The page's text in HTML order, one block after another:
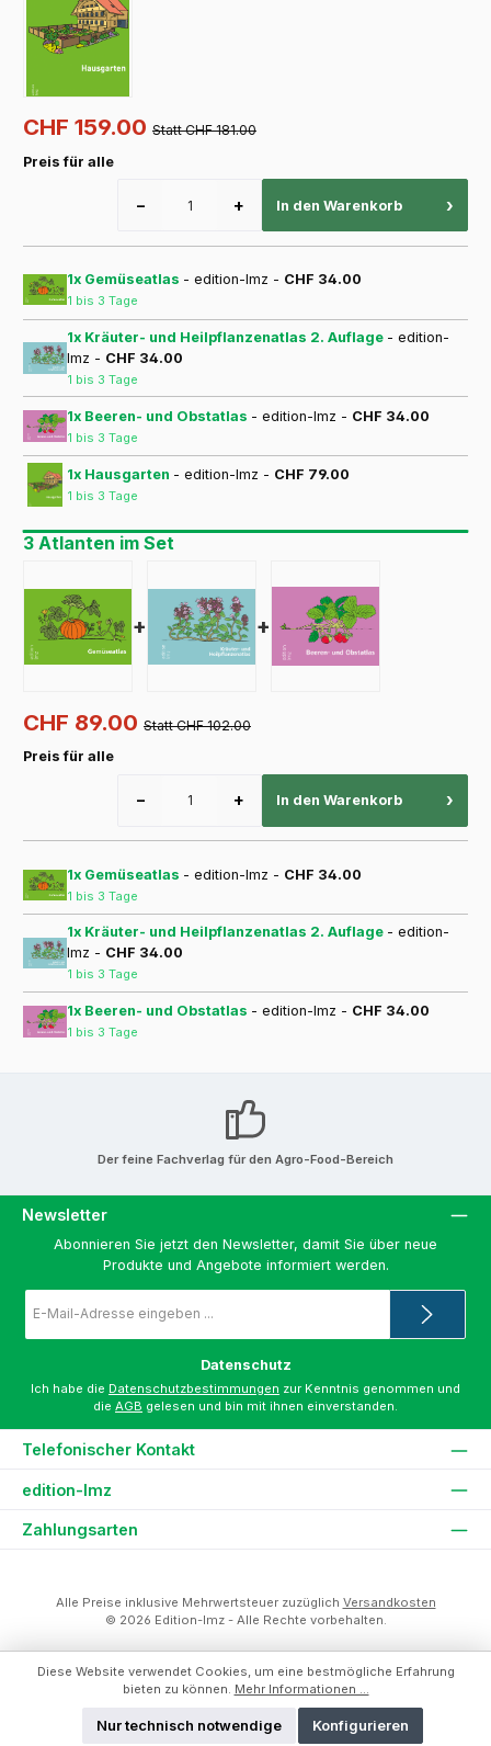
CHF 159.00 Statt CHF 181.00
Preis für alle
− + In den Warenkorb ›
1x Gemüseatlas - edition-lmz - CHF 34.00
1 bis 3 Tage
1x Kräuter- und Heilpflanzenatlas 2. Auflage - edition-
lmz - CHF 34.00
1 bis 3 Tage
1x Beeren- und Obstatlas - edition-lmz - CHF 34.00
1 bis 3 Tage
1x Hausgarten - edition-lmz - CHF 79.00
1 bis 3 Tage
3 Atlanten im Set
+ +
CHF 89.00 Statt CHF 102.00
Preis für alle
− + In den Warenkorb ›
1x Gemüseatlas - edition-lmz - CHF 34.00
1 bis 3 Tage
1x Kräuter- und Heilpflanzenatlas 2. Auflage - edition-
lmz - CHF 34.00
1 bis 3 Tage
1x Beeren- und Obstatlas - edition-lmz - CHF 34.00
1 bis 3 Tage
Der feine Fachverlag für den Agro-Food-Bereich
Newsletter
Abonnieren Sie jetzt den Newsletter, damit Sie über neue
Produkte und Angebote informiert werden.
Mail-
*
Datenschutz
Ich habe die Datenschutzbestimmungen zur Kenntnis genommen und
die AGB gelesen und bin mit ihnen einverstanden.
Telefonischer Kontakt
edition-lmz
Zahlungsarten
Alle Preise inklusive Mehrwertsteuer zuzüglich Versandkosten
© 2026 Edition-lmz - Alle Rechte vorbehalten.
Diese Website verwendet Cookies, um eine bestmögliche Erfahrung
bieten zu können. Mehr Informationen ...
Nur technisch notwendige Konfigurieren